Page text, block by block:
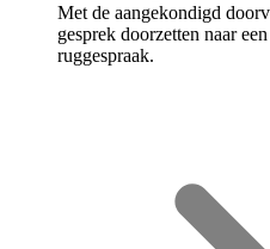
Met de aangekondigd
gesprek doorzetten naar
ruggespraak.